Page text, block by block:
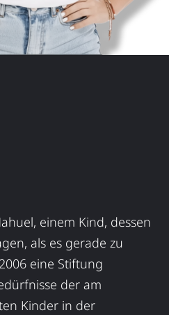
einem Kind, dessen
als es gerade zu
eine Stiftung
der am
Kinder in der